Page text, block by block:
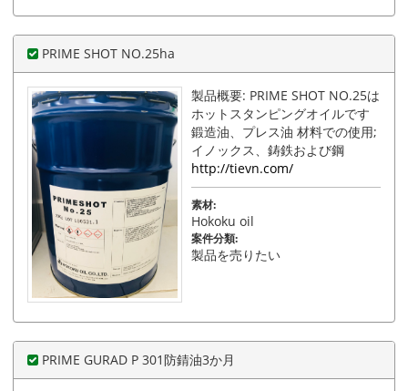
PRIME SHOT NO.25ha
製品概要: PRIME SHOT NO.25は
ホットスタンピングオイルです
鍛造油、プレス油 材料での使用;
イノックス、鋳鉄および鋼
http://tievn.com/
素材:
Hokoku oil
案件分類:
製品を売りたい
PRIME GURAD P 301防錆油3か月